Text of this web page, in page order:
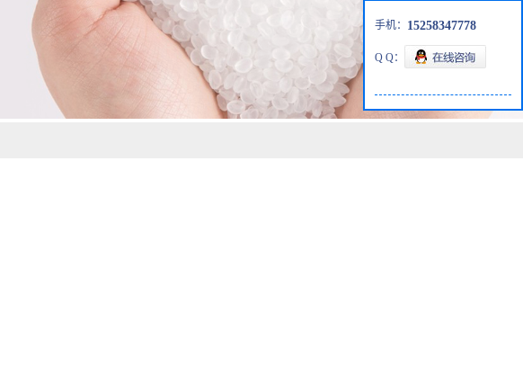
手机： 15258347778
Q Q：